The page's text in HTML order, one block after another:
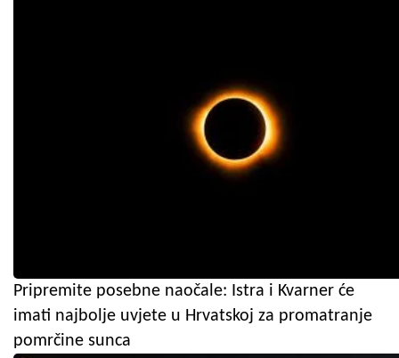
Pripremite posebne naočale: Istra i Kvarner će
imati najbolje uvjete u Hrvatskoj za promatranje
pomrčine sunca